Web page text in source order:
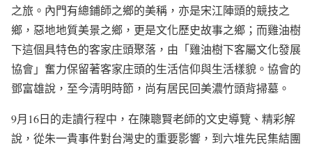
之旅。內門有總鋪師之鄉的美稱，亦是宋江陣頭的競技之
鄉，惡地地質美景之鄉，更是文化歷史故事之鄉；而雞油樹
下這個具特色的客家庄頭聚落，由「雞油樹下客屬文化發展
協會」奮力保留著客家庄頭的生活信仰與生活樣貌。協會的
鄧富雄說，至今清明時節，尚有居民回美濃竹頭背掃墓。
9月16日的走讀行程中，在陳聰賢老師的文史導覽、精彩解
說，從朱一貴事件對台灣史的重要影響，到六堆先民集結團